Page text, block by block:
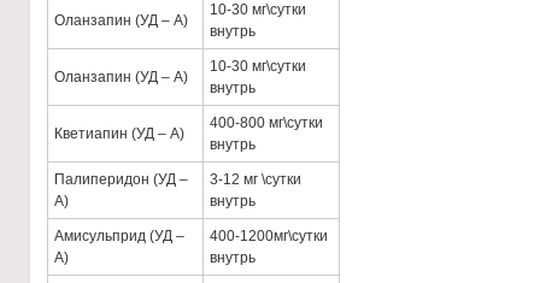
Оланзапин (УД – А)
10-30 мг\сутки
внутрь
Оланзапин (УД – А)
10-30 мг\сутки
внутрь
Кветиапин (УД – А)
400-800 мг\сутки
внутрь
Палиперидон (УД –
А)
3-12 мг \сутки
внутрь
Амисульприд (УД –
А)
400-1200мг\сутки
внутрь